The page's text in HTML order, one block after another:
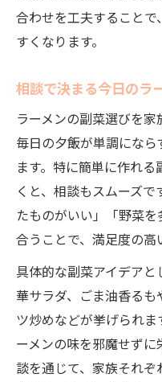
合わせを工夫すること
すくなります。
相談で決まる今日のラ
ラーメンの副菜選びを家
毎日の夕飯が単調にな
ます。特に簡単に作れ
くと、相談もスムーズ
たものがいい」「野菜
合うことで、満足度の高
具体的な副菜アイデア
華サラダ、ごま油香る
ツ炒めなどが挙げられ
ーメンの味を邪魔せず
談を通じて、家族それ